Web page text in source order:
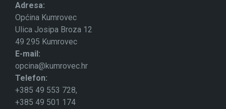
Adresa:
Općina Kumrovec
Ulica Josipa Broza 12
49 295 Kumrovec
E-mail:
opcina@kumrovec.hr
Telefon:
+385 49 553 728,
+385 49 501 174